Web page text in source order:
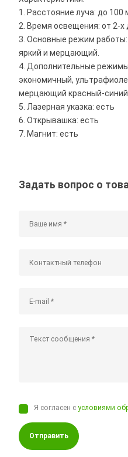
1. Расстояние луча: до 100
2. Время освещения: от 2-х
3. Основные режим
яркий и мерцающий.
4. Дополнительные
экономичный,
мерцающий красный-синий.
5. Лазерная указка: есть
6. Открывашка: есть
7. Магнит: есть
Задать вопрос о
Я согласен сусловиями
Отправить